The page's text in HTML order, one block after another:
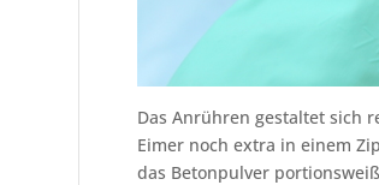
Das Anrühren gestaltet sich
Eimer noch extra in einem
das Betonpulver